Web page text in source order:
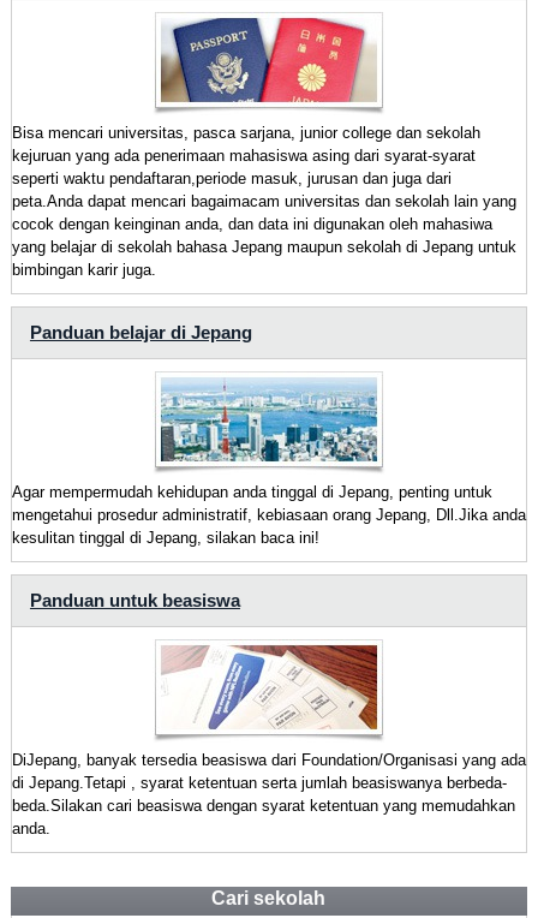
Bisa mencari universitas, pasca sarjana, junior college dan sekolah
kejuruan yang ada penerimaan mahasiswa asing dari syarat-syarat
seperti waktu pendaftaran,periode masuk, jurusan dan juga dari
peta.Anda dapat mencari bagaimacam universitas dan sekolah lain yang
cocok dengan keinginan anda, dan data ini digunakan oleh mahasiwa
yang belajar di sekolah bahasa Jepang maupun sekolah di Jepang untuk
bimbingan karir juga.
Panduan belajar di Jepang
Agar mempermudah kehidupan anda tinggal di Jepang, penting untuk
mengetahui prosedur administratif, kebiasaan orang Jepang, Dll.Jika anda
kesulitan tinggal di Jepang, silakan baca ini!
Panduan untuk beasiswa
DiJepang, banyak tersedia beasiswa dari Foundation/Organisasi yang ada
di Jepang.Tetapi , syarat ketentuan serta jumlah beasiswanya berbeda-
beda.Silakan cari beasiswa dengan syarat ketentuan yang memudahkan
anda.
Cari sekolah